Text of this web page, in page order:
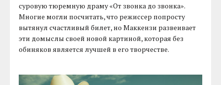
суровую тюремную драму «От звонка до звонка».
Многие могли посчитать, что режиссер попросту
вытянул счастливый билет, но Маккензи развеивает
эти домыслы своей новой картиной, которая без
обиняков является лучшей в его творчестве.